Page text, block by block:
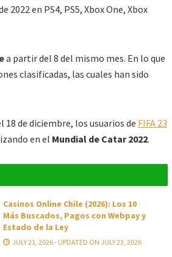
en PS4, PS5, Xbox One, Xbox
a partir del 8 del mismo mes. En lo que
clasificadas, las cuales han sido
18 de diciembre, los usuarios de FIFA 23
en el Mundial de Catar 2022.
Casinos Online Chile (2026): Los 10
Más Buscados, Pagos con Webpay y
Estado de la Ley
JULY 21, 2026 - UPDATED ON JULY 23, 2026